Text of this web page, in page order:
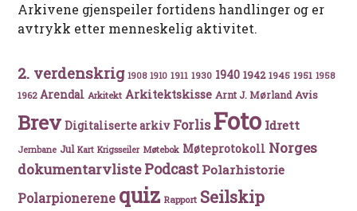
Arkivene gjenspeiler fortidens handlinger og er
avtrykk etter menneskelig aktivitet.
2. verdenskrig 1908 1910 1911 1930 1940 1942 1945 1951 1958
1962 Arendal Arkitekt Arkitektskisse Arnt J. Mørland Avis
Brev Digitaliserte arkiv Forlis Foto Idrett
Jernbane Jul Kart Krigsseiler Møtebok Møteprotokoll Norges
dokumentarvlistePodcast Polarhistorie
Polarpionerene quiz Rapport Seilskip